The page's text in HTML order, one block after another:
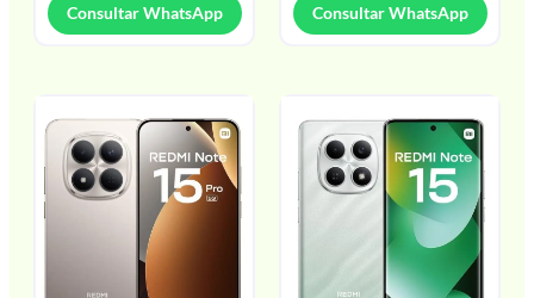
Consultar WhatsApp Consultar WhatsApp